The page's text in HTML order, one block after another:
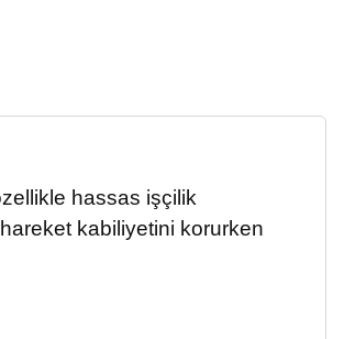
hassas işçilik
kabiliyetini korurken